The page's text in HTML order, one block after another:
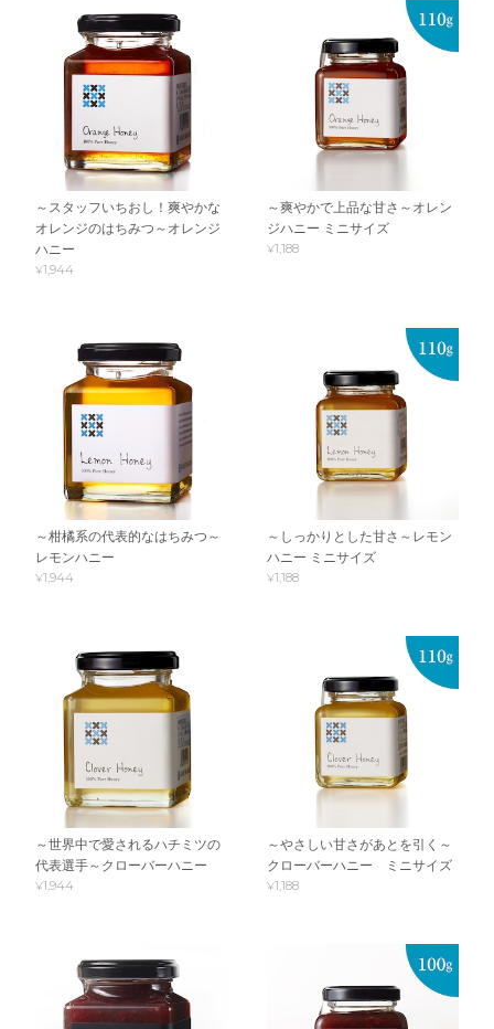
～スタッフいちおし！爽やかな
オレンジのはちみつ～オレンジ
ハニー
¥1,944
～爽やかで上品な甘さ～オレン
ジハニー ミニサイズ
¥1,188
～柑橘系の代表的なはちみつ～
レモンハニー
¥1,944
～しっかりとした甘さ～レモン
ハニー ミニサイズ
¥1,188
～世界中で愛されるハチミツの
代表選手～クローバーハニー
¥1,944
～やさしい甘さがあとを引く～
クローバーハニー ミニサイズ
¥1,188